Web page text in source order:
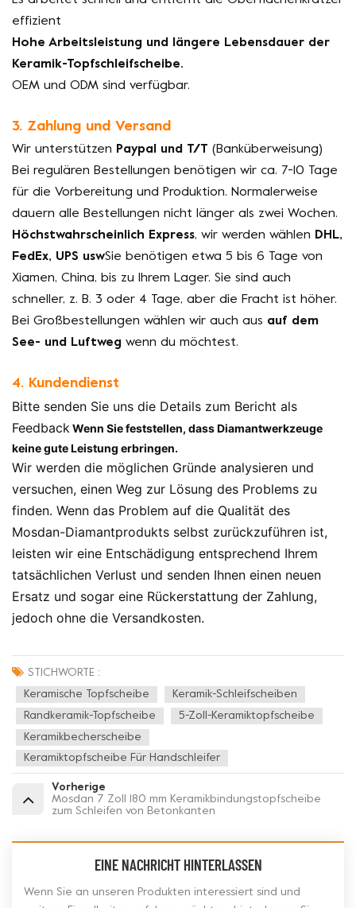
effizient
Hohe Arbeitsleistung und längere Lebensdauer der
Keramik-Topfschleifscheibe.
OEM und ODM sind verfügbar.
3. Zahlung und Versand
Wir unterstützen Paypal und T/T (Banküberweisung)
Bei regulären Bestellungen benötigen wir ca. 7-10 Tage
für die Vorbereitung und Produktion. Normalerweise
dauern alle Bestellungen nicht länger als zwei Wochen.
Höchstwahrscheinlich Express, wir werden wählen DHL,
FedEx, UPS uswSie benötigen etwa 5 bis 6 Tage von
Xiamen, China, bis zu Ihrem Lager. Sie sind auch
schneller, z. B. 3 oder 4 Tage, aber die Fracht ist höher.
Bei Großbestellungen wählen wir auch aus auf dem
See- und Luftweg wenn du möchtest.
4. Kundendienst
Bitte senden Sie uns die Details zum Bericht als
FeedbackWenn Sie feststellen, dass Diamantwerkzeuge
keine gute Leistung erbringen.
Wir werden die möglichen Gründe analysieren und
versuchen, einen Weg zur Lösung des Problems zu
finden. Wenn das Problem auf die Qualität des
Mosdan-Diamantprodukts selbst zurückzuführen ist,
leisten wir eine Entschädigung entsprechend Ihrem
tatsächlichen Verlust und senden Ihnen einen neuen
Ersatz und sogar eine Rückerstattung der Zahlung,
jedoch ohne die Versandkosten.
STICHWORTE :
Keramische Topfscheibe Keramik-Schleifscheiben
Randkeramik-Topfscheibe 5-Zoll-Keramiktopfscheibe
Keramikbecherscheibe
Keramiktopfscheibe Für Handschleifer
Vorherige
Mosdan 7 Zoll 180 mm Keramikbindungstopfscheibe
zum Schleifen von Betonkanten
EINE NACHRICHT HINTERLASSEN
Wenn Sie an unseren Produkten interessiert sind und